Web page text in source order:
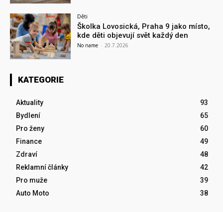
Děti
Školka Lovosická, Praha 9 jako místo,
kde děti objevují svět každý den
No name - 20.7.2026
KATEGORIE
Aktuality
93
Bydlení
65
Pro ženy
60
Finance
49
Zdraví
48
Reklamní články
42
Pro muže
39
Auto Moto
38